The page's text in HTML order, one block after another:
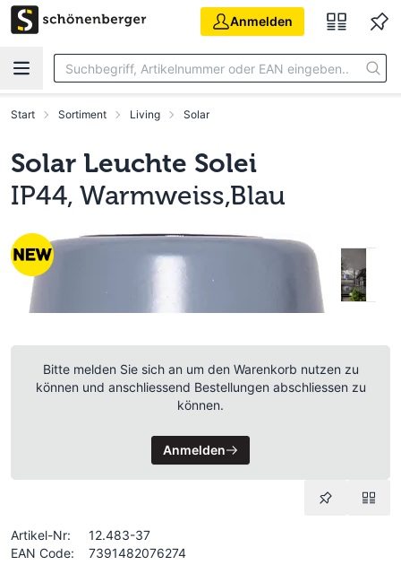
Zum Hauptinhalt springen
Anmelden
Start Sortiment Living Solar
Solar Leuchte Solei
IP44, Warmweiss,Blau
Bitte melden Sie sich an um den Warenkorb nutzen zu
können und anschliessend Bestellungen abschliessen zu
können.
Anmelden
Artikel-Nr:
12.483-37
EAN Code:
7391482076274